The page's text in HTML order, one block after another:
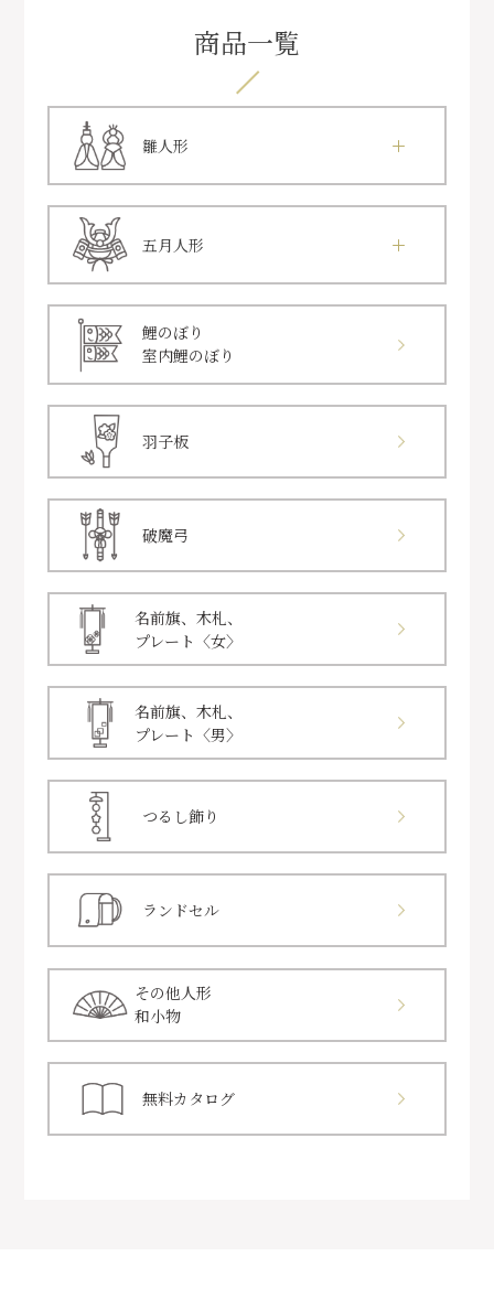
商品一覧
雛人形
五月人形
鯉のぼり
室内鯉のぼり
羽子板
破魔弓
名前旗、木札、
プレート〈女〉
名前旗、木札、
プレート〈男〉
つるし飾り
ランドセル
その他人形
和小物
無料カタログ